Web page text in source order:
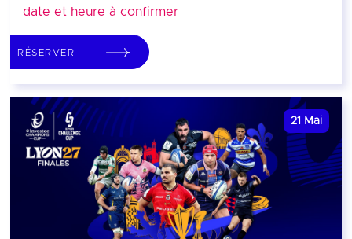
date et heure à confirmer
RÉSERVER
21 Mai